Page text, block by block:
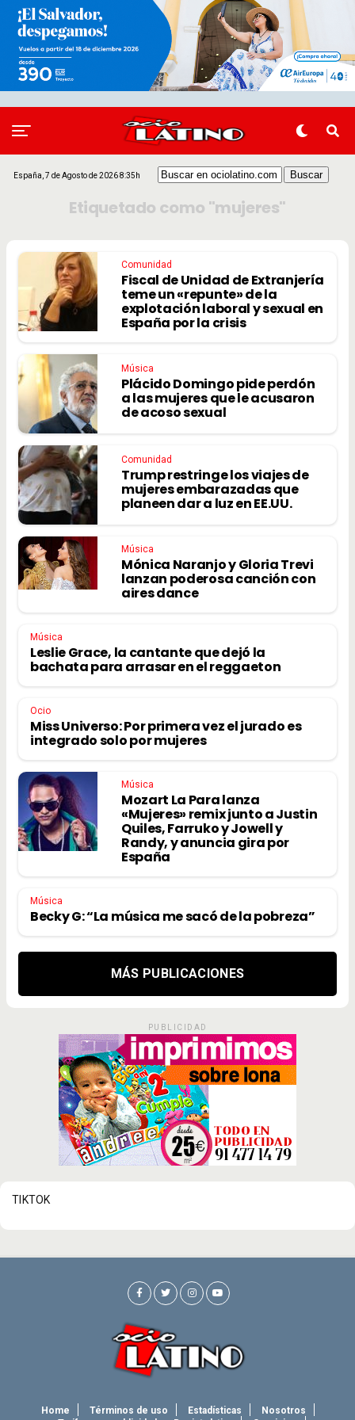
España, 7 de Agosto de 2026 8:35h
Etiquetado como "mujeres"
Comunidad
Fiscal de Unidad de Extranjería
teme un «repunte» de la
explotación laboral y sexual en
España por la crisis
Música
Plácido Domingo pide perdón
a las mujeres que le acusaron
de acoso sexual
Comunidad
Trump restringe los viajes de
mujeres embarazadas que
planeen dar a luz en EE.UU.
Música
Mónica Naranjo y Gloria Trevi
lanzan poderosa canción con
aires dance
Música
Leslie Grace, la cantante que dejó la
bachata para arrasar en el reggaeton
Ocio
Miss Universo: Por primera vez el jurado es
integrado solo por mujeres
Música
Mozart La Para lanza
«Mujeres» remix junto a Justin
Quiles, Farruko y Jowell y
Randy, y anuncia gira por
España
Música
Becky G: “La música me sacó de la pobreza”
MÁS PUBLICACIONES
PUBLICIDAD
TIKTOK
Home Términos de uso Estadísticas
Nosotros